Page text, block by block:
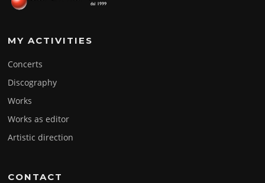
MY ACTIVITIES
Concerts
Discography
Works
Works as editor
Artistic direction
CONTACT